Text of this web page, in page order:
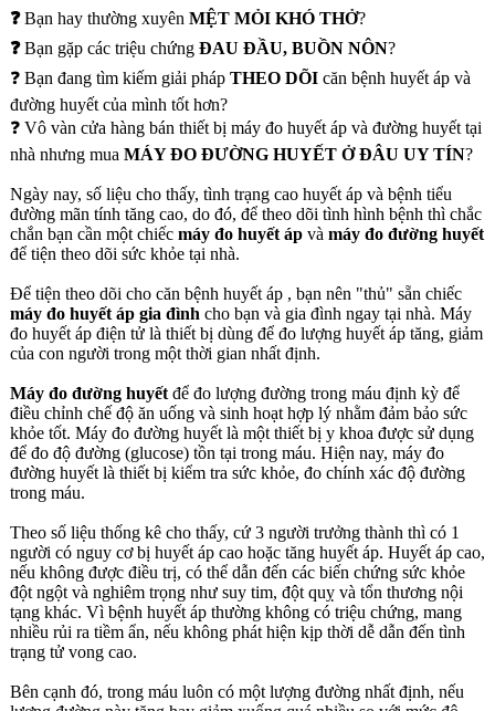
❓Bạn hay thường xuyên MỆT MỎI KHÓ THỞ?
❓Bạn gặp các triệu chứng ĐAU ĐẦU, BUỒN NÔN?
❓ Bạn đang tìm kiếm giải pháp THEO DÕIcăn bệnh huyết áp và
đường huyết của mình tốt hơn?
❓ Vô vàn cửa hàng bán thiết bị máy đo huyết áp và đường huyết tại
nhà nhưng mua MÁY ĐO ĐƯỜNG HUYẾT Ở ĐÂU UY TÍN?
Ngày nay, số liệu cho thấy, tình trạng cao huyết áp và bệnh tiểu
đường mãn tính tăng cao, do đó, để theo dõi tình hình bệnh thì chắc
chắn bạn cần một chiếc máy đo huyết ápvà máy đo đường huyết
để tiện theo dõi sức khỏe tại nhà.
Để tiện theo dõi cho căn bệnh huyết áp , bạn nên "thủ" sẵn chiếc
máy đo huyết áp gia đình cho bạn và gia đình ngay tại nhà. Máy
đo huyết áp điện tử là thiết bị dùng để đo lượng huyết áp tăng, giảm
của con người trong một thời gian nhất định.
Máy đo đường huyếtđể đo lượng đường trong máu định kỳ để
điều chỉnh chế độ ăn uống và sinh hoạt hợp lý nhằm đảm bảo sức
khỏe tốt. Máy đo đường huyết là một thiết bị y khoa được sử dụng
để đo độ đường (glucose) tồn tại trong máu. Hiện nay, máy đo
đường huyết là thiết bị kiểm tra sức khỏe, đo chính xác độ đường
trong máu.
Theo số liệu thống kê cho thấy, cứ 3 người trưởng thành thì có 1
người có nguy cơ bị huyết áp cao hoặc tăng huyết áp. Huyết áp cao,
nếu không được điều trị, có thể dẫn đến các biến chứng sức khỏe
đột ngột và nghiêm trọng như suy tim, đột quỵ và tổn thương nội
tạng khác. Vì bệnh huyết áp thường không có triệu chứng, mang
nhiều rủi ra tiềm ẩn, nếu không phát hiện kịp thời dễ dẫn đến tình
trạng tử vong cao.
Bên cạnh đó, trong máu luôn có một lượng đường nhất định, nếu